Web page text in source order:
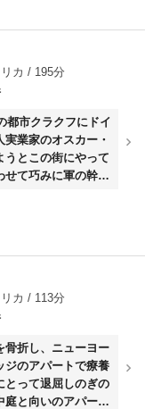
カ / 195分
都市クラクフにドイ
業家のオスカー・
うとこの街にやって
せて巧みに軍の幹部
所有していた工場
人会計士のイツァ
ーに選んだシンド
囲まれたゲットー
づけられる。シュ
ユダヤ人たちが無
ーの工場に続々と
カ / 113分
骨折し、ニューヨー
ジのアパートで療養
とって退屈しのぎの
庭と向いのアパート